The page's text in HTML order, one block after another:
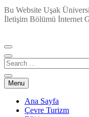
Basın Medya
Bu Website Uşak
İletişim Bölümü İnternet
Menu
Ana Sayfa
Çevre Turizm